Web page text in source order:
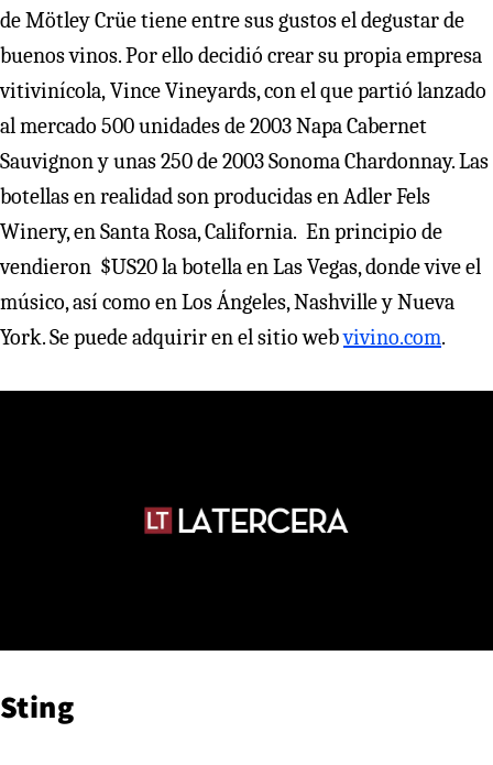
de Mötley Crüe tiene entre sus gustos el degustar de
buenos vinos. Por ello decidió crear su propia empresa
vitivinícola, Vince Vineyards, con el que partió lanzado
al mercado 500 unidades de 2003 Napa Cabernet
Sauvignon y unas 250 de 2003 Sonoma Chardonnay. Las
botellas en realidad son producidas en Adler Fels
Winery, en Santa Rosa, California. En principio de
vendieron $US20 la botella en Las Vegas, donde vive el
músico, así como en Los Ángeles, Nashville y Nueva
York. Se puede adquirir en el sitio webvivino.com.
Sting